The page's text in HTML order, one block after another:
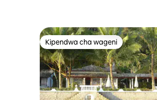
Kipendwa cha wageni
Kipendwa cha wageni